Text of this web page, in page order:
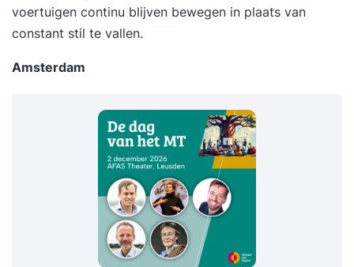
voertuigen continu blijven bewegen in plaats van
constant stil te vallen.
Amsterdam